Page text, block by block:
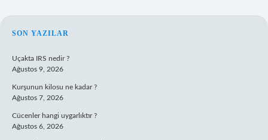
SIDEBAR
SON YAZILAR
Uçakta IRS nedir ?
Ağustos 9, 2026
Kurşunun kilosu ne kadar ?
Ağustos 7, 2026
Cücenler hangi uygarlıktır ?
Ağustos 6, 2026